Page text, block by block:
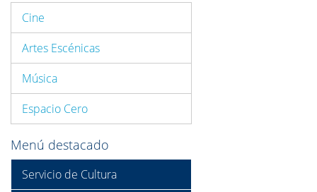
Cine
Artes Escénicas
Música
Espacio Cero
Menú destacado
Servicio de Cultura